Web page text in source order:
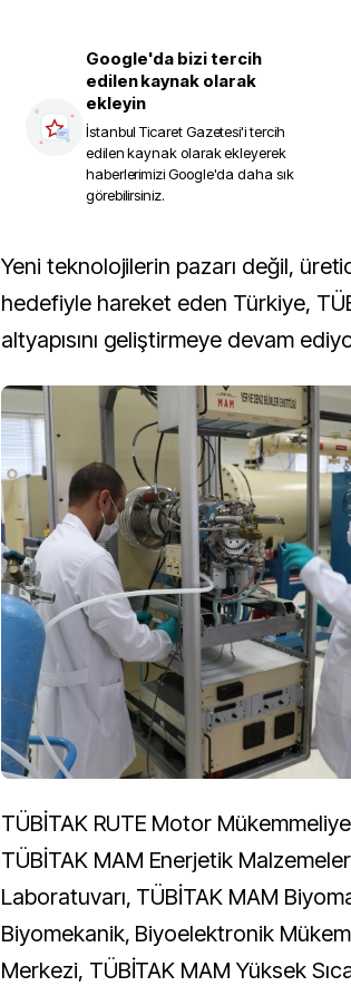
Google'da bizi tercih
edilen kaynak olarak
ekleyin
İstanbul Ticaret Gazetesi'i tercih
edilen kaynak olarak ekleyerek
haberlerimizi Google'da daha sık
görebilirsiniz.
Yeni teknolojilerin pazarı değil, üreticisi olma
hedefiyle hareket eden Türkiye,
altyapısını geliştirmeye devam
TÜBİTAK RUTE Motor
TÜBİTAK MAM Enerjetik Malzemeler
Laboratuvarı, TÜBİTAK MAM
Biyomekanik, Biyoelektronik
Merkezi, TÜBİTAK MAM Yüksek